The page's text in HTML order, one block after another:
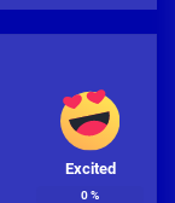
Excited
0%